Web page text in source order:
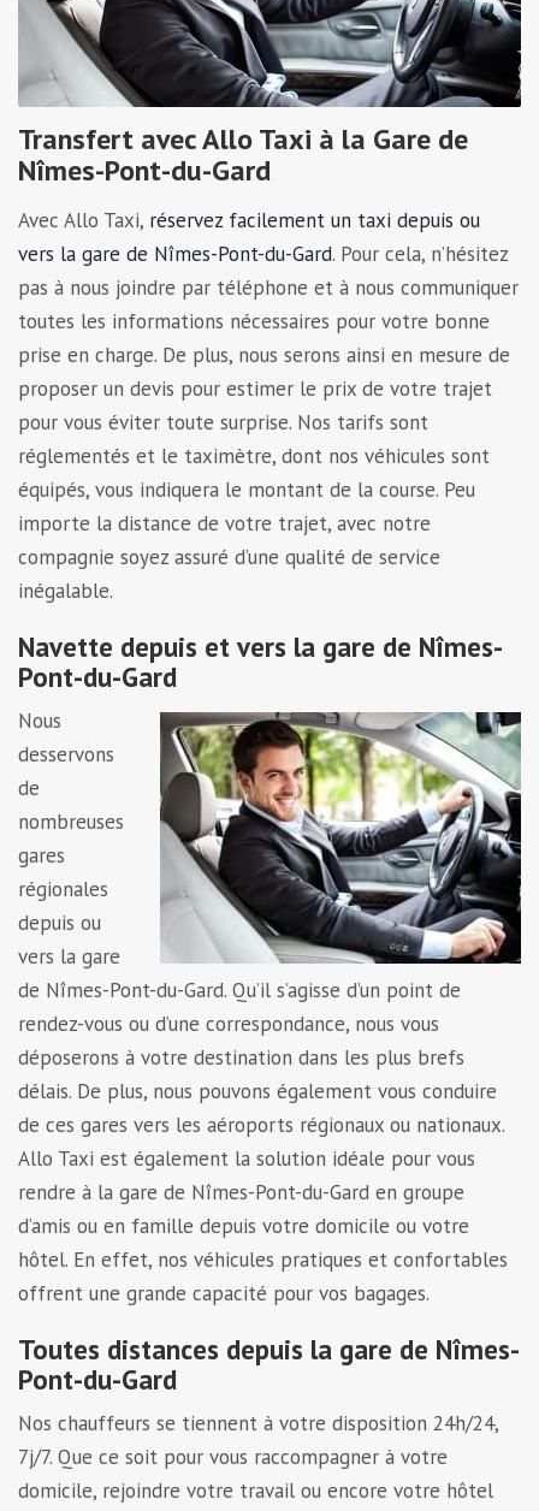
Transfert avec Allo Taxi à la Gare de
Nîmes-Pont-du-Gard
Avec Allo Taxi, réservez facilement un taxi depuis ou
vers la gare de Nîmes-Pont-du-Gard. Pour cela, n’hésitez
pas à nous joindre par téléphone et à nous communiquer
toutes les informations nécessaires pour votre bonne
prise en charge. De plus, nous serons ainsi en mesure de
proposer un devis pour estimer le prix de votre trajet
pour vous éviter toute surprise. Nos tarifs sont
réglementés et le taximètre, dont nos véhicules sont
équipés, vous indiquera le montant de la course. Peu
importe la distance de votre trajet, avec notre
compagnie soyez assuré d’une qualité de service
inégalable.
Navette depuis et vers la gare de Nîmes-
Pont-du-Gard
Nous
desservons
de
nombreuses
gares
régionales
depuis ou
vers la gare
de Nîmes-Pont-du-Gard. Qu’il s’agisse d’un point de
rendez-vous ou d’une correspondance, nous vous
déposerons à votre destination dans les plus brefs
délais. De plus, nous pouvons également vous conduire
de ces gares vers les aéroports régionaux ou nationaux.
Allo Taxi est également la solution idéale pour vous
rendre à la gare de Nîmes-Pont-du-Gard en groupe
d’amis ou en famille depuis votre domicile ou votre
hôtel. En effet, nos véhicules pratiques et confortables
offrent une grande capacité pour vos bagages.
Toutes distances depuis la gare de Nîmes-
Pont-du-Gard
Nos chauffeurs se tiennent à votre disposition 24h/24,
7j/7. Que ce soit pour vous raccompagner à votre
domicile, rejoindre votre travail ou encore votre hôtel